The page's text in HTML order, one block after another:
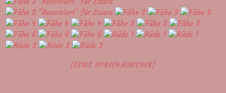
[ZEIGE VORSCHAUBILDER]